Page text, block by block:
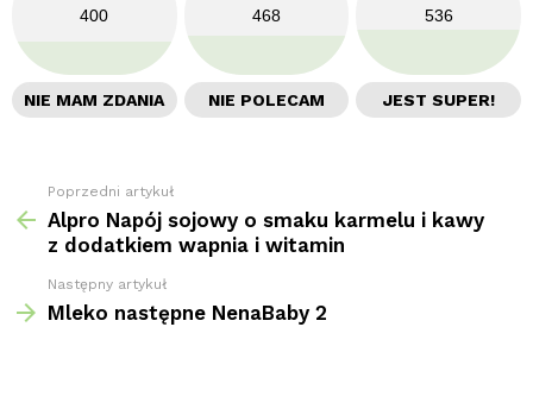
400
NIE MAM ZDANIA
468
NIE POLECAM
536
JEST SUPER!
Zobacz
więcej
Poprzedni artykuł
Alpro Napój sojowy o smaku karmelu i kawy
z dodatkiem wapnia i witamin
Następny artykuł
Mleko następne NenaBaby 2